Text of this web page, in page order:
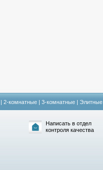
| 2-комнатные | 3-комнатные | Элитные
Написать в отдел
контроля качества